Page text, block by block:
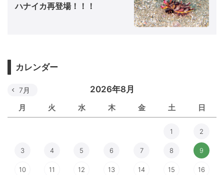
ハナイカ再登場！！！
カレンダー
2026年8月
月 火 水 木 金 土 日
7月
1 2
3 4 5 6 7 8 9
10 11 12 13 14 15 16